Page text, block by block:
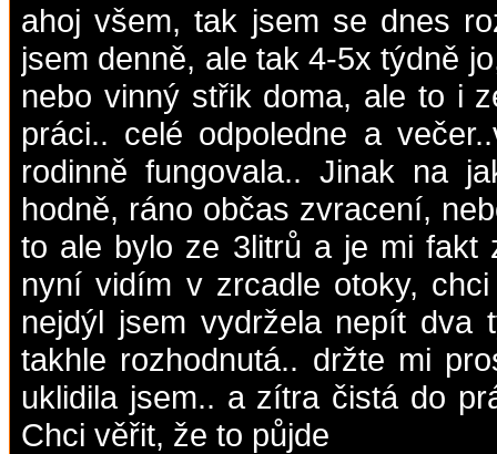
ahoj všem, tak jsem se dnes
jsem denně, ale tak 4-5x týdně
nebo vinný střik doma, ale to i
práci.. celé odpoledne a
rodinně fungovala.. Jinak na
hodně, ráno občas zvracení,
to ale bylo ze 3litrů a je mi fakt
nyní vidím v zrcadle otoky,
nejdýl jsem vydržela nepít dva
takhle rozhodnutá.. držte mi
uklidila jsem.. a zítra čistá do
Chci věřit, že to půjde